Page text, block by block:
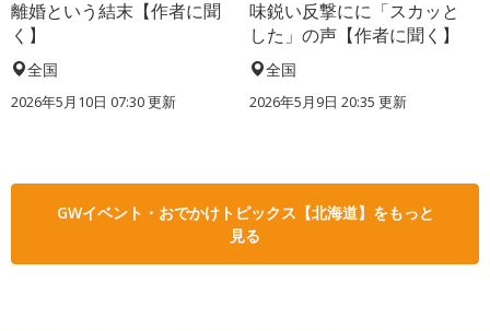
離婚という結末【作者に聞
く】
全国
2026年5月10日 07:30 更新
味鋭い反撃にに「スカッと
した」の声【作者に聞く】
全国
2026年5月9日 20:35 更新
GWイベント・おでかけトピックス【北海道】をもっと
見る